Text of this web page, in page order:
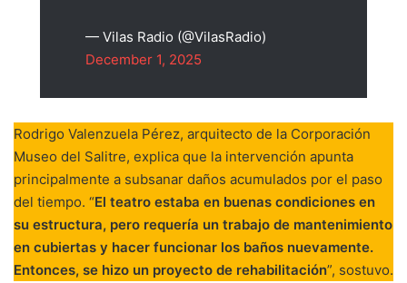
— Vilas Radio (@VilasRadio)
December 1, 2025
Rodrigo Valenzuela Pérez, arquitecto de la Corporación
Museo del Salitre, explica que la intervención apunta
principalmente a subsanar daños acumulados por el paso
del tiempo. “El teatro estaba en buenas condiciones en
su estructura, pero requería un trabajo de mantenimiento
en cubiertas y hacer funcionar los baños nuevamente.
Entonces, se hizo un proyecto de rehabilitación”, sostuvo.